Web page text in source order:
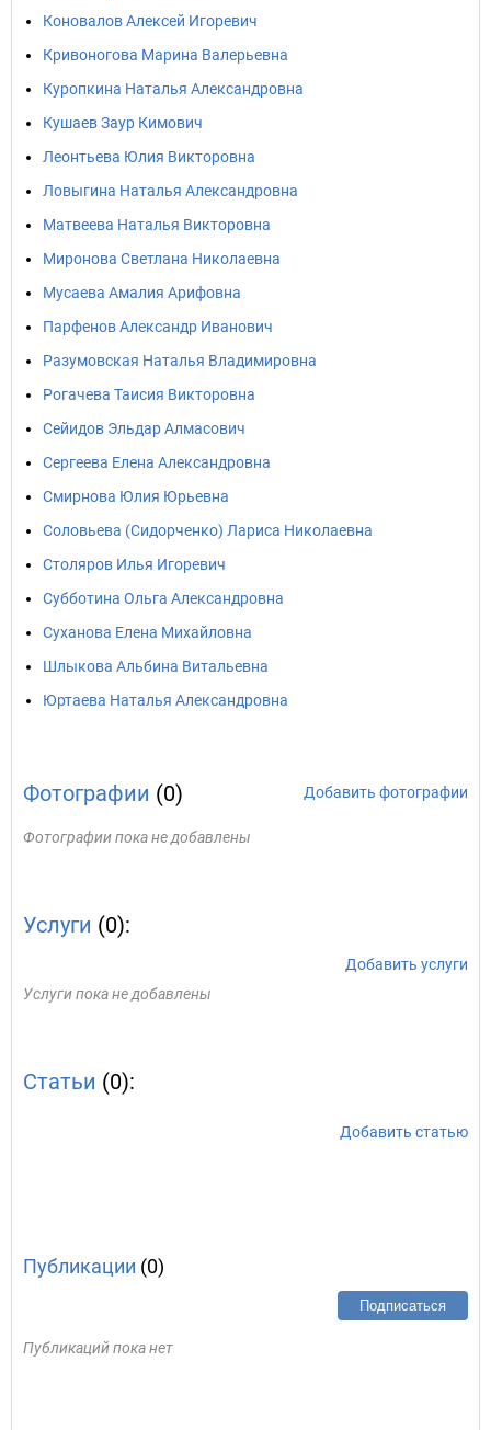
Коновалов Алексей Игоревич
Кривоногова Марина Валерьевна
Куропкина Наталья Александровна
Кушаев Заур Кимович
Леонтьева Юлия Викторовна
Ловыгина Наталья Александровна
Матвеева Наталья Викторовна
Миронова Светлана Николаевна
Мусаева Амалия Арифовна
Парфенов Александр Иванович
Разумовская Наталья Владимировна
Рогачева Таисия Викторовна
Сейидов Эльдар Алмасович
Сергеева Елена Александровна
Смирнова Юлия Юрьевна
Соловьева (Сидорченко) Лариса Николаевна
Столяров Илья Игоревич
Субботина Ольга Александровна
Суханова Елена Михайловна
Шлыкова Альбина Витальевна
Юртаева Наталья Александровна
Фотографии (0) Добавить фотографии
Фотографии пока не добавлены
Услуги (0):
Добавить услуги
Услуги пока не добавлены
Статьи (0):
Добавить статью
Публикации (0)
Подписаться
Публикаций пока нет